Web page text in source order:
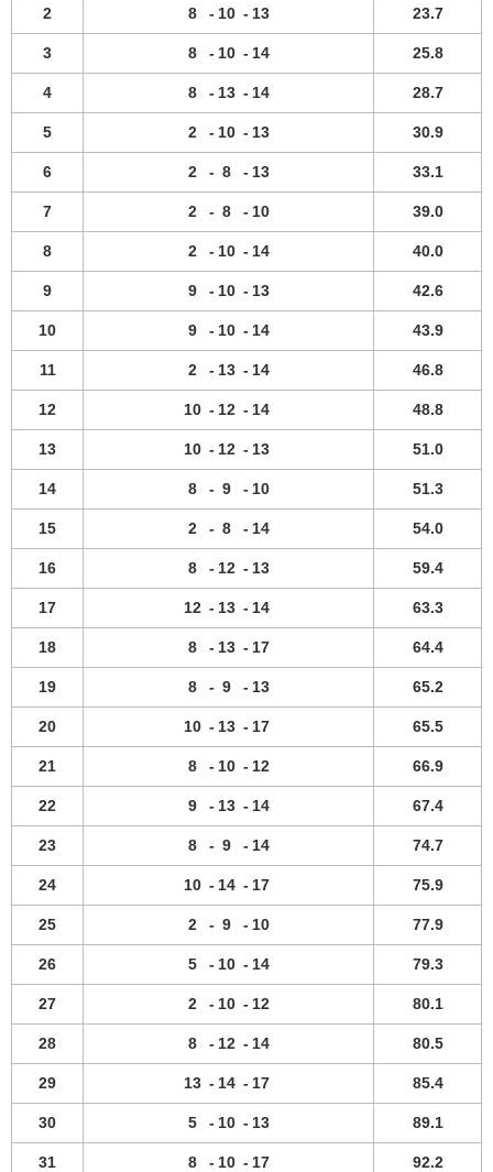
2 8 - 10 - 13 23.7
3 8 - 10 - 14 25.8
4 8 - 13 - 14 28.7
5 2 - 10 - 13 30.9
6 2 - 8 - 13 33.1
7 2 - 8 - 10 39.0
8 2 - 10 - 14 40.0
9 9 - 10 - 13 42.6
10 9 - 10 - 14 43.9
11 2 - 13 - 14 46.8
12 10 - 12 - 14 48.8
13 10 - 12 - 13 51.0
14 8 - 9 - 10 51.3
15 2 - 8 - 14 54.0
16 8 - 12 - 13 59.4
17 12 - 13 - 14 63.3
18 8 - 13 - 17 64.4
19 8 - 9 - 13 65.2
20 10 - 13 - 17 65.5
21 8 - 10 - 12 66.9
22 9 - 13 - 14 67.4
23 8 - 9 - 14 74.7
24 10 - 14 - 17 75.9
25 2 - 9 - 10 77.9
26 5 - 10 - 14 79.3
27 2 - 10 - 12 80.1
28 8 - 12 - 14 80.5
29 13 - 14 - 17 85.4
30 5 - 10 - 13 89.1
31 8 - 10 - 17 92.2